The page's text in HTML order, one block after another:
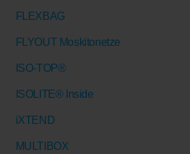
FLEXBAG
FLYOUT Moskitonetze
ISO-TOP®
ISOLITE® Inside
iXTEND
MULTIBOX